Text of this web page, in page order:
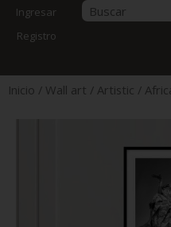
Ingresar
Registro
Inicio / Wall art / Artistic /